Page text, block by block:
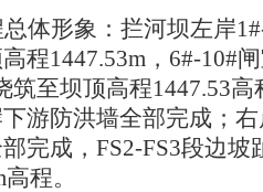
体形象： 拦河坝左岸
程1447.53m，6#-10#
筑至坝顶高程1447.53
游防洪墙全部完成；
完成，FS2-FS3段边
程。